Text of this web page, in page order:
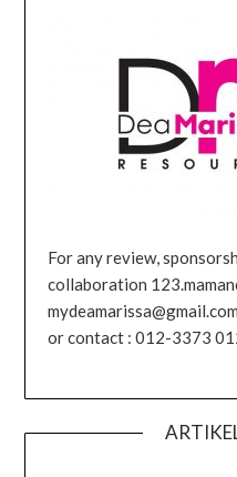
For any review,
collaboration
mydeamarissa@gmail.com
or contact : 012-3373